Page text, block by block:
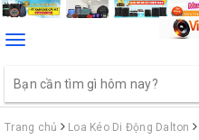
Toggle
Trang chủ Loa Kéo Di Động Dalton